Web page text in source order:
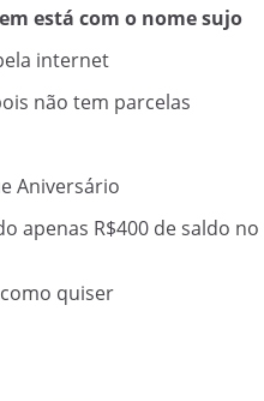
está com o nome sujo
internet
não tem parcelas
Aniversário
apenas R$400 de saldo no
quiser